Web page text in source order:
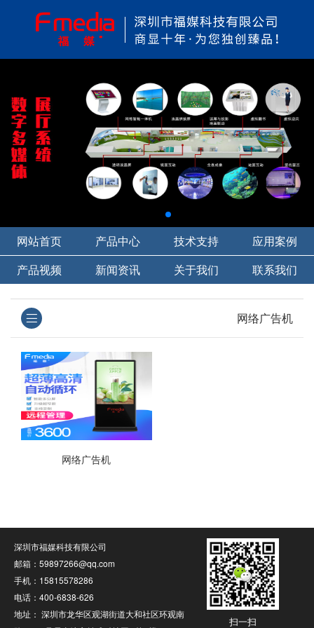
网站首页 产品中心 技术支持
应用案例
产品视频
新闻资讯 关于我们 联系我们
网络广告机
网络广告机
深圳市福媒科技有限公司
邮箱：59897266@qq.com
手机：15815578286
电话：400-6838-626
地址： 深圳市龙华区观湖街道大和社区环观南
扫一扫